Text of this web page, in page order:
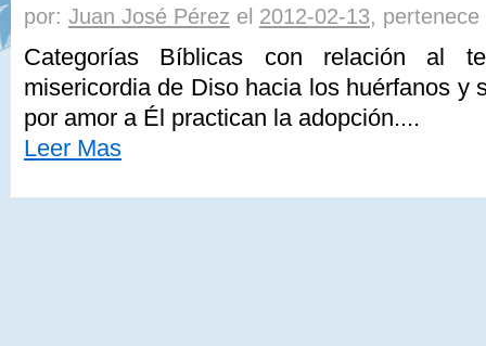
por: Juan José Pérez el 2012-02-13,
Categorías Bíblicas con relación al
misericordia de Diso hacia los huérfanos y
por amor a Él practican la adopción....
Leer Mas